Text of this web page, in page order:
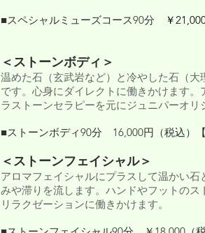
■スペシャルミューズコース90分 ￥
＜ストーンボディ＞
温めた石（玄武岩など）と冷やした石（
です。心身にダイレクトに働きかけます
ラストーンセラピーを元にジュニパーオリ
■ストーンボディ90分 16,000円（税込）【
＜ストーンフェイシャル＞
アロマフェイシャルにプラスして温かい
みや滞りを流します。ハンドやフットの
リラクゼーションに働きかけます。